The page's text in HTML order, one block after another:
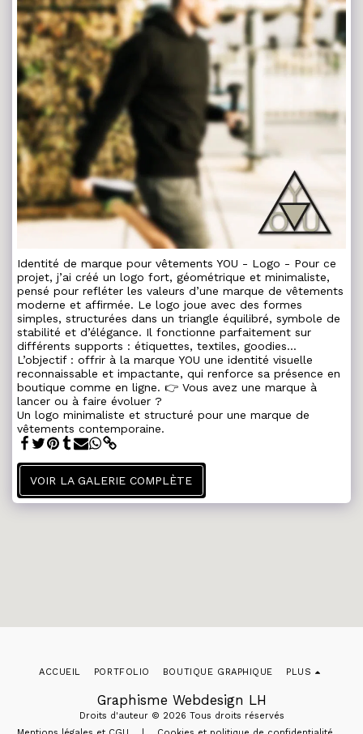
Identité de marque pour vêtements YOU - Logo - Pour ce
projet, j’ai créé un logo fort, géométrique et minimaliste,
pensé pour refléter les valeurs d’une marque de vêtements
moderne et affirmée. Le logo joue avec des formes
simples, structurées dans un triangle équilibré, symbole de
stabilité et d’élégance. Il fonctionne parfaitement sur
différents supports : étiquettes, textiles, goodies...
L’objectif : offrir à la marque YOU une identité visuelle
reconnaissable et impactante, qui renforce sa présence en
boutique comme en ligne. 👉 Vous avez une marque à
lancer ou à faire évoluer ?
Un logo minimaliste et structuré pour une marque de
vêtements contemporaine.
VOIR LA GALERIE COMPLÈTE
Graphisme Webdesign LH
Droits d'auteur © 2026 Tous droits réservés
ACCUEIL PORTFOLIO BOUTIQUE GRAPHIQUE PLUS